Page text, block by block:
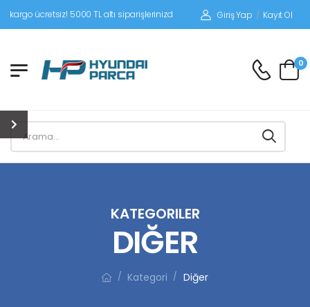
5000 TL altı siparişlerinizde siparişleriniz alıcı ödemeli gönderilir.
Giriş Yap / Kayıt Ol
0
KATEGORILER
DIĞER
/ Kategori / Diğer